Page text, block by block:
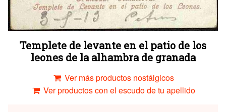
Templete de levante en el patio de los
leones de la alhambra de granada
Ver más productos nostálgicos
Ver productos con el escudo de tu apellido